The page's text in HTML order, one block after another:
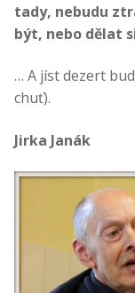
tady, nebudu
být, nebo dělat
… A jíst dezert
chuť).
Jirka Janák